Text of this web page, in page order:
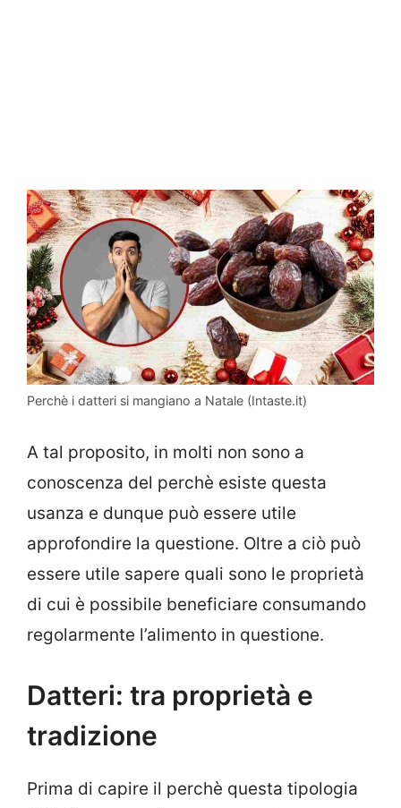
Perchè i datteri si mangiano a Natale (Intaste.it)
A tal proposito, in molti non sono a
conoscenza del perchè esiste questa
usanza e dunque può essere utile
approfondire la questione. Oltre a ciò può
essere utile sapere quali sono le proprietà
di cui è possibile beneficiare consumando
regolarmente l’alimento in questione.
Datteri: tra proprietà e
tradizione
Prima di capire il perchè questa tipologia